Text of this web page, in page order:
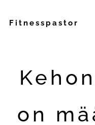
Fitnesspastor
on